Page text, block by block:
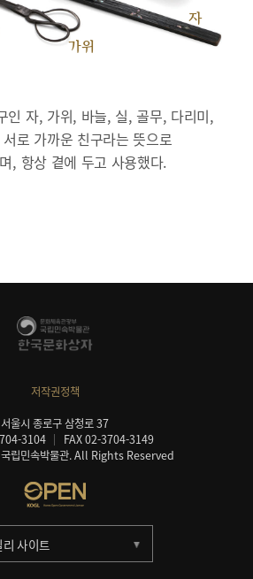
가위
자
인 자, 가위, 바늘, 실, 골무, 다리미,
로 가까운 친구라는 뜻으로
, 항상 곁에 두고 사용했다.
저작권정책
서울시 종로구 삼청로 37
3104
FAX 02-3704-3149
립민속박물관. All Rights Reserved
사이트